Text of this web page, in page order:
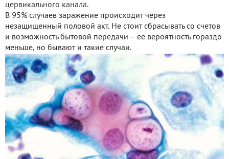
цервикального канала.
В 95% случаев заражение происходит через
незащищенный половой акт. Не стоит сбрасывать со счетов
и возможность бытовой передачи – ее вероятность гораздо
меньше, но бывают и такие случаи.